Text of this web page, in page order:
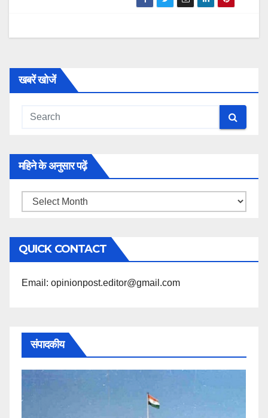
खबरें खोजें
महिने के अनुसार पढ़ें
महिने
अनुसार
पढ़ें
QUICK CONTACT
Email: opinionpost.editor@gmail.com
संपादकीय